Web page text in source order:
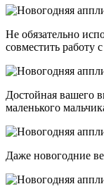
Не обязательно
совместить работу
Достойная вашего
маленького
Даже новогодние